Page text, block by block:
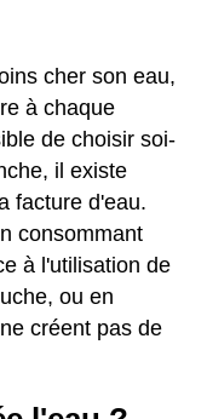
cher son eau,
à chaque
de choisir soi-
il existe
facture d'eau.
consommant
à l'utilisation de
ou en
créent pas de